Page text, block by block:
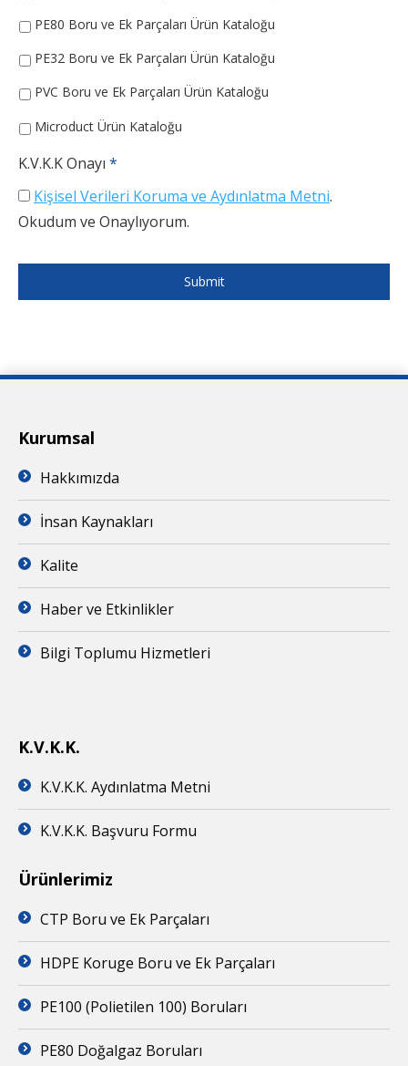
PE80 Boru ve Ek Parçaları Ürün Kataloğu
PE32 Boru ve Ek Parçaları Ürün Kataloğu
PVC Boru ve Ek Parçaları Ürün Kataloğu
Microduct Ürün Kataloğu
K.V.K.K Onayı *
Kişisel Verileri Koruma ve Aydınlatma Metni.
Okudum ve Onaylıyorum.
Kurumsal
Hakkımızda
İnsan Kaynakları
Kalite
Haber ve Etkinlikler
Bilgi Toplumu Hizmetleri
K.V.K.K.
K.V.K.K. Aydınlatma Metni
K.V.K.K. Başvuru Formu
Ürünlerimiz
CTP Boru ve Ek Parçaları
HDPE Koruge Boru ve Ek Parçaları
PE100 (Polietilen 100) Boruları
PE80 Doğalgaz Boruları